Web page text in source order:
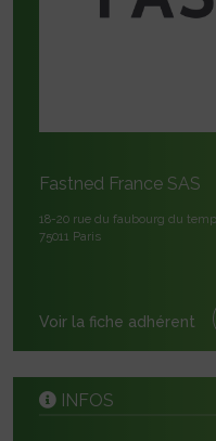
Fastned France SAS
18-20 rue du faubourg du
75011 Paris
Voir la fiche adhérent
INFOS